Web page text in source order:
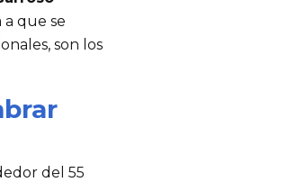
que se
son los
del 55